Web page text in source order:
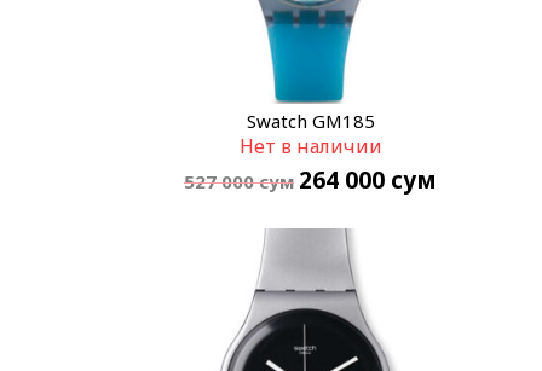
Swatch GM185
Нет в наличии
527 000сум 264 000 сум